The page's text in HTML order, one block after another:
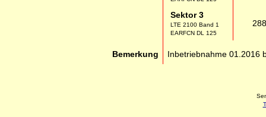
Sektor 3
LTE 2100 Band 1
EARFCN DL 125
Bemerkung Inbetriebnahme 01.2016